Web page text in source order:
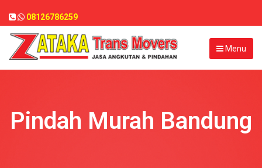
08126786259
Menu
Pindah Murah Bandung